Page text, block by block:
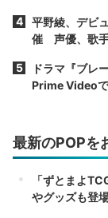
平野綾、デビ
催 声優、歌
ドラマ『ブ
Prime Video
最新のPOPを
「ずとまよ
やグッズも登